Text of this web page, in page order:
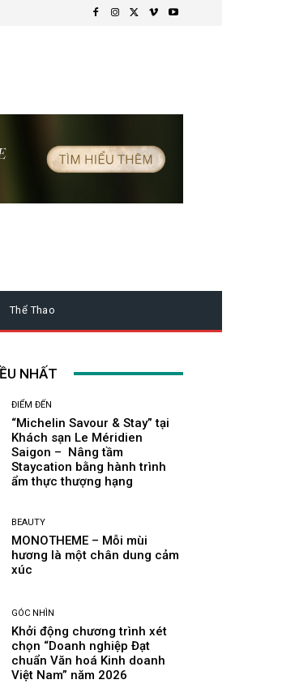
Thể Thao
NHẤT
ĐIỂM ĐẾN
“Michelin Savour & Stay” tại
Khách sạn Le Méridien
Saigon – Nâng tầm
Staycation bằng hành trình
ẩm thực thượng hạng
BEAUTY
MONOTHEME – Mỗi mùi
hương là một chân dung cảm
xúc
GÓC NHÌN
Khởi động chương trình xét
chọn “Doanh nghiệp Đạt
chuẩn Văn hoá Kinh doanh
Việt Nam” năm 2026